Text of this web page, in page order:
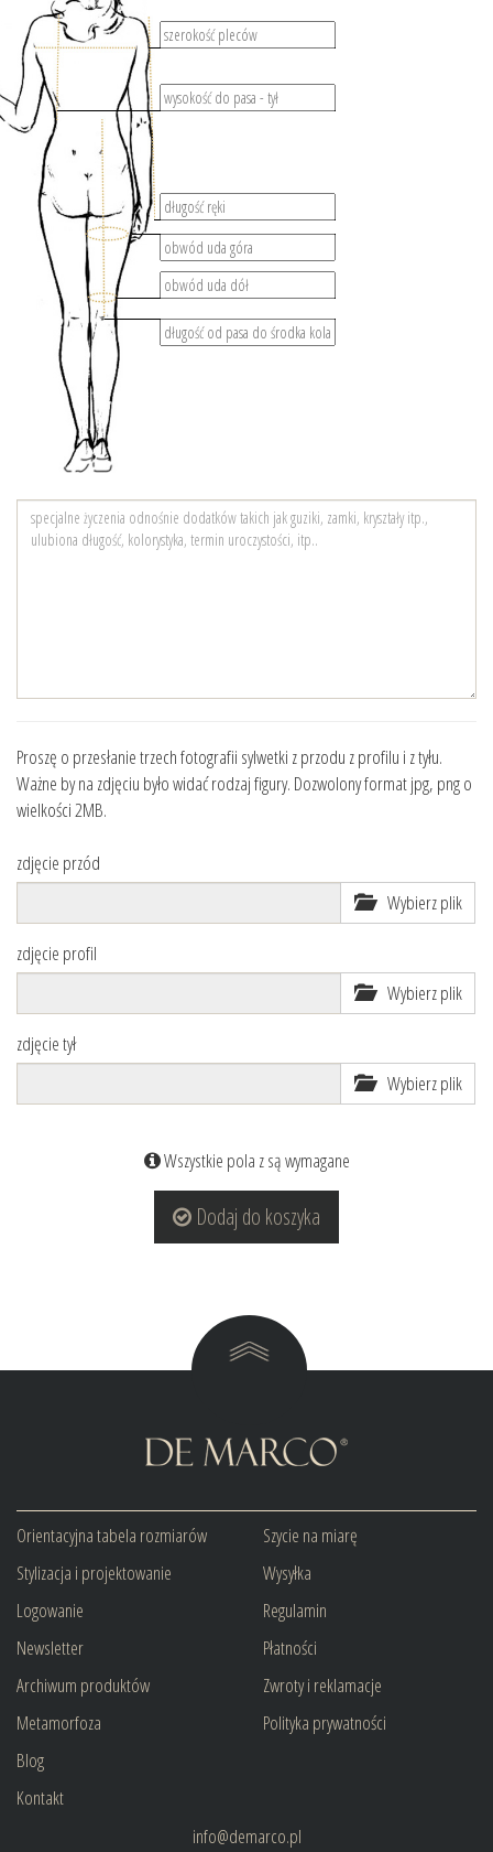
Proszę o przesłanie trzech fotografii sylwetki z przodu z profilu i z tyłu.
Ważne by na zdjęciu było widać rodzaj figury. Dozwolony format jpg, png o
wielkości 2MB.
zdjęcie przód
Wybierz plik
zdjęcie profil
Wybierz plik
zdjęcie tył
Wybierz plik
Wszystkie pola z są wymagane
Dodaj do koszyka
Orientacyjna tabela rozmiarów
Stylizacja i projektowanie
Logowanie
Newsletter
Archiwum produktów
Metamorfoza
Blog
Kontakt
Szycie na miarę
Wysyłka
Regulamin
Płatności
Zwroty i reklamacje
Polityka prywatności
info@demarco.pl